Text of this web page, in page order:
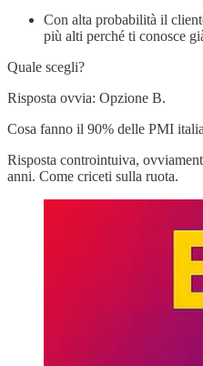
Con alta probabilità il
più alti perché ti conosce
Quale scegli?
Risposta ovvia: Opzione B.
Cosa fanno il 90% delle PMI
Risposta controintuiva,
anni. Come criceti sulla ruota.